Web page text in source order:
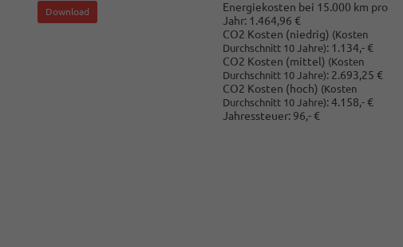
Download
Energiekosten bei 15.000 km pro
Jahr: 1.464,96 €
CO2 Kosten (niedrig) (Kosten
Durchschnitt 10 Jahre): 1.134,- €
CO2 Kosten (mittel) (Kosten
Durchschnitt 10 Jahre): 2.693,25 €
CO2 Kosten (hoch) (Kosten
Durchschnitt 10 Jahre): 4.158,- €
Jahressteuer: 96,- €